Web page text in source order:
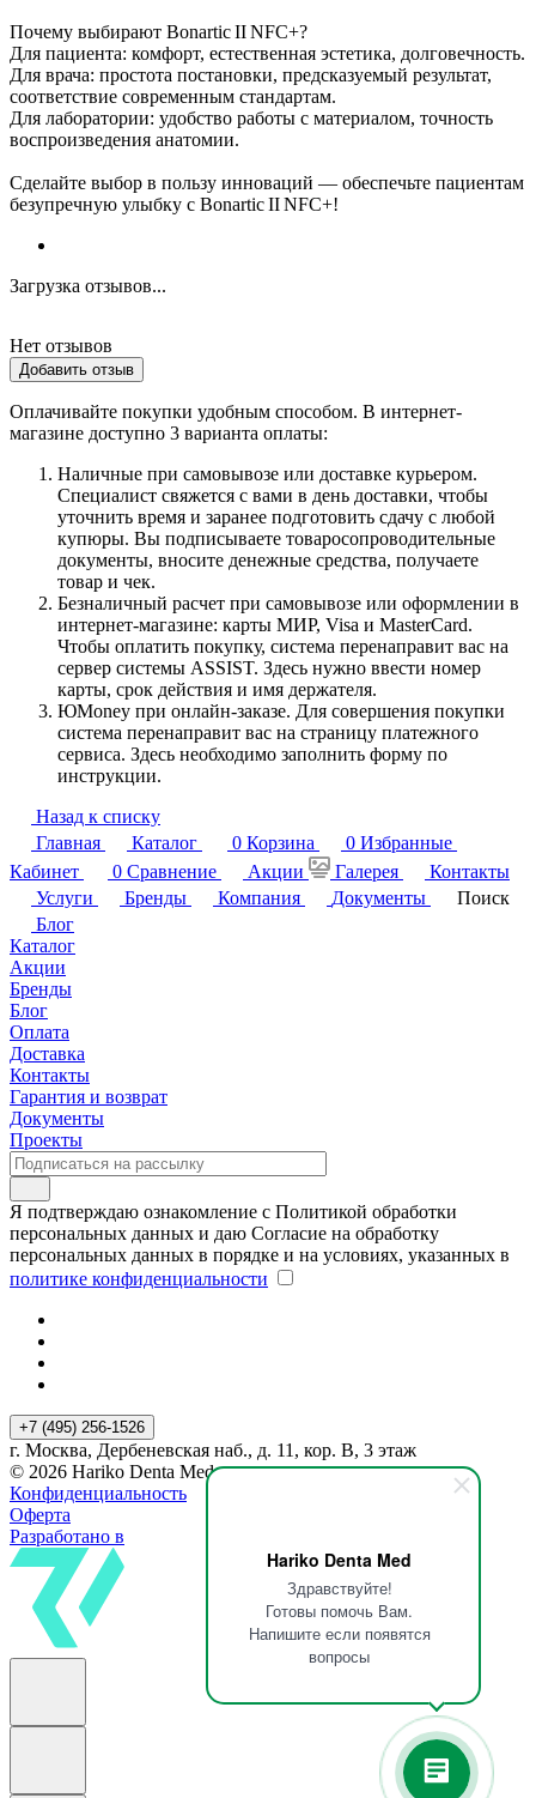
Hariko Denta Med
Здравствуйте!
Готовы помочь Вам.
Напишите если появятся
вопросы
Почему выбирают Bonartic II NFC+?
Для пациента: комфорт, естественная эстетика, долговечность.
Для врача: простота постановки, предсказуемый результат,
соответствие современным стандартам.
Для лаборатории: удобство работы с материалом, точность
воспроизведения анатомии.
Сделайте выбор в пользу инноваций — обеспечьте пациентам
безупречную улыбку с Bonartic II NFC+!
Загрузка отзывов...
Нет отзывов
Добавить отзыв
Оплачивайте покупки удобным способом. В интернет-
магазине доступно 3 варианта оплаты:
Наличные при самовывозе или доставке курьером.
Специалист свяжется с вами в день доставки, чтобы
уточнить время и заранее подготовить сдачу с любой
купюры. Вы подписываете товаросопроводительные
документы, вносите денежные средства, получаете
товар и чек.
Безналичный расчет при самовывозе или оформлении в
интернет-магазине: карты МИР, Visa и MasterCard.
Чтобы оплатить покупку, система перенаправит вас на
сервер системы ASSIST. Здесь нужно ввести номер
карты, срок действия и имя держателя.
ЮMoney при онлайн-заказе. Для совершения покупки
система перенаправит вас на страницу платежного
сервиса. Здесь необходимо заполнить форму по
инструкции.
Назад к списку
Главная
Каталог 0 Корзина 0 Избранные
Кабинет
0 Сравнение Акции Галерея
Контакты
Услуги
Бренды Компания Документы
Поиск
Блог
Каталог
Акции
Бренды
Блог
Оплата
Доставка
Контакты
Гарантия и возврат
Документы
Проекты
Я подтверждаю ознакомление с Политикой обработки
персональных данных и даю Согласие на обработку
персональных данных в порядке и на условиях, указанных в
политике конфиденциальности
+7 (495) 256-1526
г. Москва, Дербеневская наб., д. 11, кор. В, 3 этаж
© 2026 Hariko Denta Med
Конфиденциальность
Оферта
Разработано в